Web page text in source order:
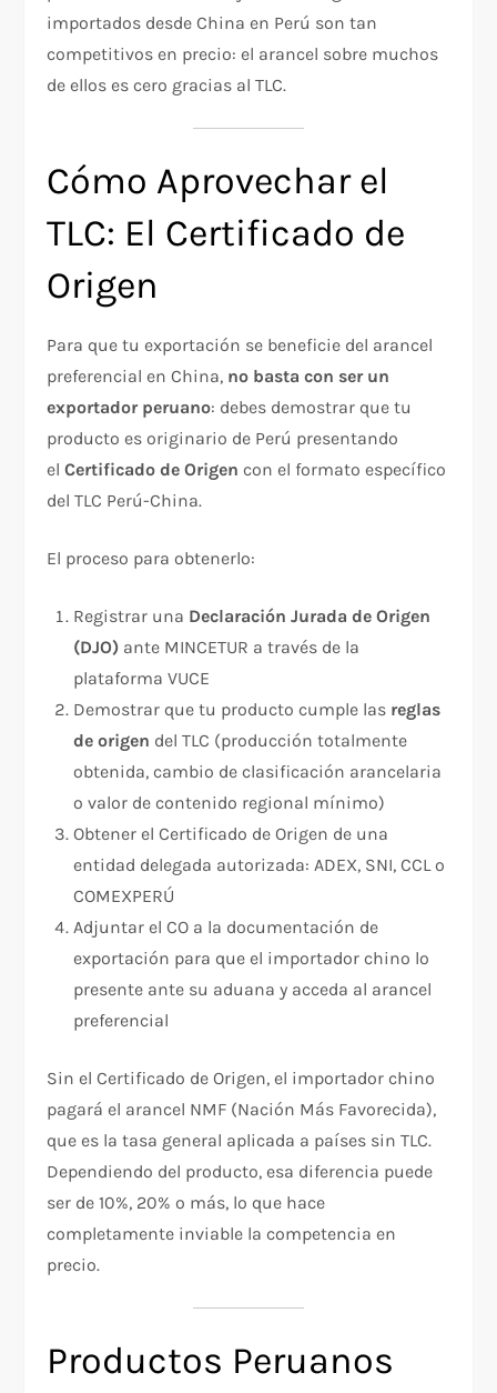
importados desde China en Perú son tan
competitivos en precio: el arancel sobre muchos
de ellos es cero gracias al TLC.
Cómo Aprovechar el
TLC: El Certificado de
Origen
Para que tu exportación se beneficie del arancel
preferencial en China, no basta con ser un
exportador peruano: debes demostrar que tu
producto es originario de Perú presentando
elCertificado de Origen con el formato específico
del TLC Perú-China.
El proceso para obtenerlo:
Registrar una Declaración Jurada de Origen
(DJO) ante MINCETUR a través de la
plataforma VUCE
Demostrar que tu producto cumple las reglas
de origen del TLC (producción totalmente
obtenida, cambio de clasificación arancelaria
o valor de contenido regional mínimo)
Obtener el Certificado de Origen de una
entidad delegada autorizada: ADEX, SNI, CCL o
COMEXPERÚ
Adjuntar el CO a la documentación de
exportación para que el importador chino lo
presente ante su aduana y acceda al arancel
preferencial
Sin el Certificado de Origen, el importador chino
pagará el arancel NMF (Nación Más Favorecida),
que es la tasa general aplicada a países sin TLC.
Dependiendo del producto, esa diferencia puede
ser de 10%, 20% o más, lo que hace
completamente inviable la competencia en
precio.
Productos Peruanos